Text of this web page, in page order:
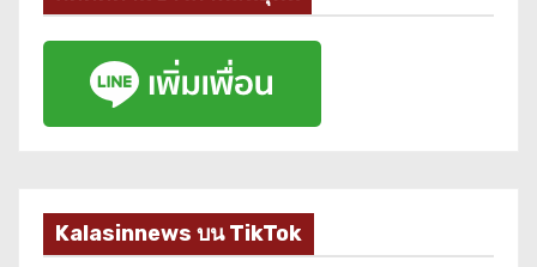
Kalasinnews บน TikTok